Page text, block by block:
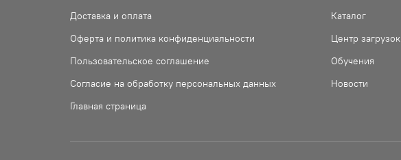
Доставка и оплата
Оферта и политика конфиденциальности
Пользовательское соглашение
Согласие на обработку персональных данных
Главная страница
Каталог
Центр загрузок
Обучения
Новости